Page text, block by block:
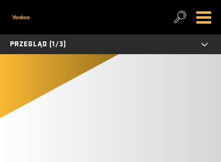
PRZEGLĄD (1/3)